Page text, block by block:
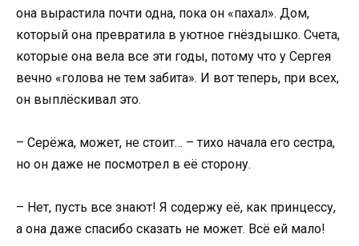
она вырастила почти одна, пока он «пахал». Дом,
который она превратила в уютное гнёздышко. Счета,
которые она вела все эти годы, потому что у Сергея
вечно «голова не тем забита». И вот теперь, при всех,
он выплёскивал это.
– Серёжа, может, не стоит… – тихо начала его сестра,
но он даже не посмотрел в её сторону.
– Нет, пусть все знают! Я содержу её, как принцессу,
а она даже спасибо сказать не может. Всё ей мало!